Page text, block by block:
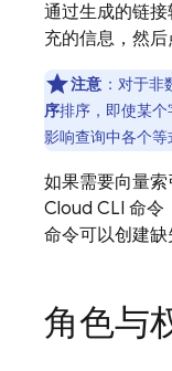
通过生成的链
充的信息，然
注意 ：对于
序排序，即使某
影响查询中各个等
如果需要向量
Cloud CLI 命令
命令可以创建缺
角色与